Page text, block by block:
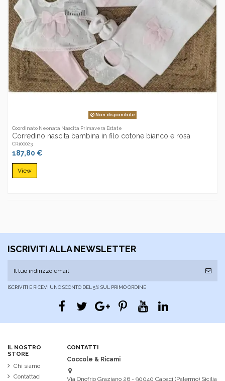
Non disponibile
Coordinato Neonata Nascita Primavera Estate
Corredino nascita bambina in filo cotone bianco e rosa
CR100023
187,80 €
View
ISCRIVITI ALLA NEWSLETTER
ISCRIVITI E RICEVI UNO SCONTO DEL 5% SUL PRIMO ORDINE
IL NOSTRO
STORE
Chi siamo
Contattaci
CONTATTI
Coccole & Ricami
Via Onofrio Graziano 26 - 90040 Capaci (Palermo) Sicilia